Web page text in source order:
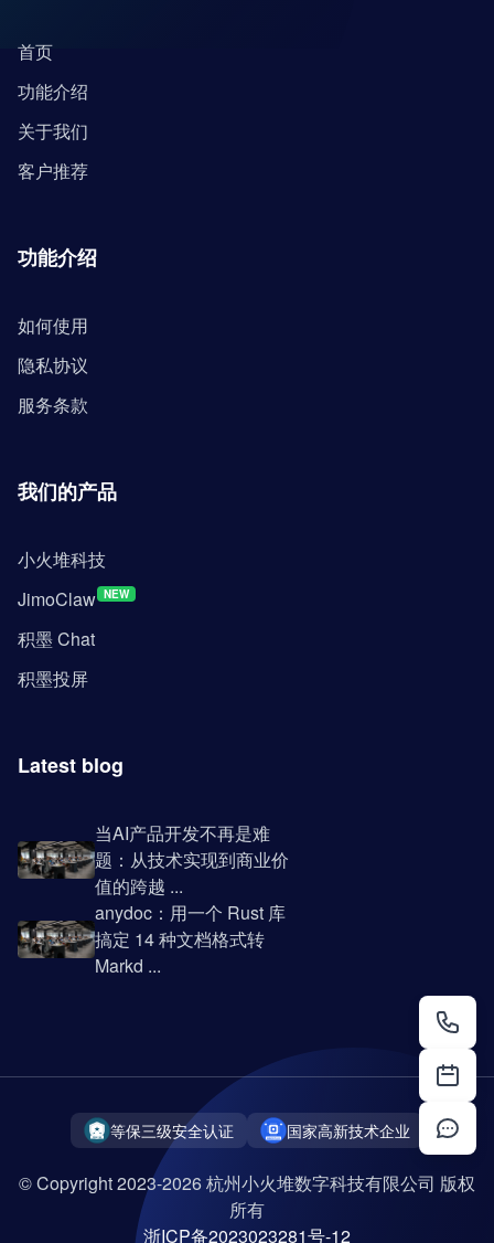
首页
功能介绍
关于我们
客户推荐
功能介绍
如何使用
隐私协议
服务条款
我们的产品
小火堆科技
JimoClaw NEW
积墨 Chat
积墨投屏
Latest blog
当AI产品开发不再是难
题：从技术实现到商业价
值的跨越 ...
anydoc：用一个 Rust 库
搞定 14 种文档格式转
Markd ...
等保三级安全认证 国家高新技术企业
© Copyright 2023-2026 杭州小火堆数字科技有限公司 版权
所有
浙ICP备2023023281号-12